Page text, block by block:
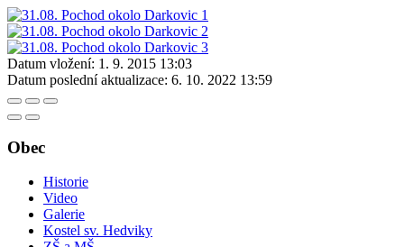
Datum vložení: 1. 9. 2015 13:03
Datum poslední aktualizace: 6. 10. 2022 13:59
Obec
Historie
Video
Galerie
Kostel sv. Hedviky